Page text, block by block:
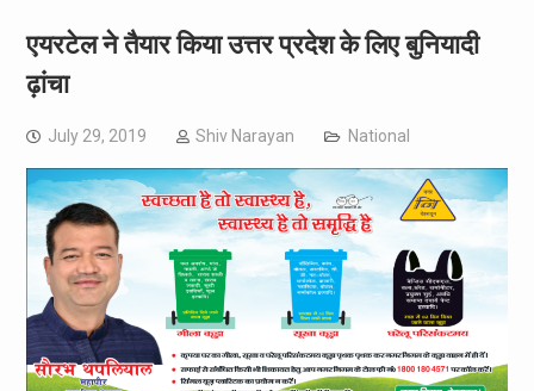
एयरटेल ने तैयार किया उत्तर प्रदेश के लिए बुनियादी
ढ़ांचा
July 29, 2019 Shiv Narayan National